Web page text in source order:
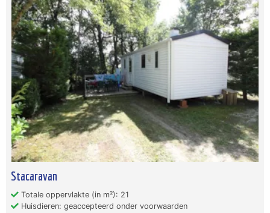
Stacaravan
Totale oppervlakte (in m²): 21
Huisdieren: geaccepteerd onder voorwaarden